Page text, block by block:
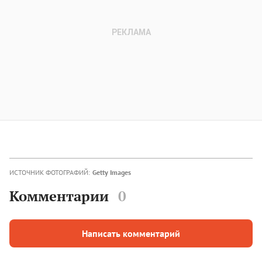
ИСТОЧНИК ФОТОГРАФИЙ: Getty Images
Комментарии 0
Написать комментарий